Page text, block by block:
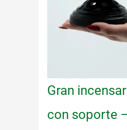
Gran
con soporte